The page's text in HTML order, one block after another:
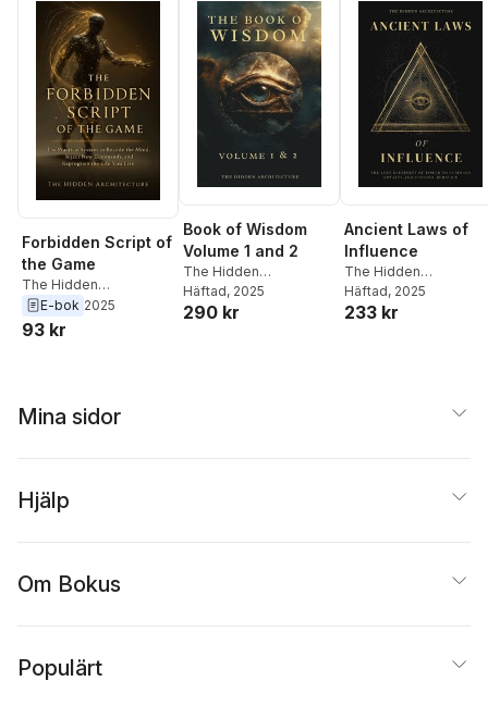
Forbidden Script of
the Game
The Hidden
Architecture
E-bok 2025
93 kr
Book of Wisdom
Volume 1 and 2
The Hidden
Architecture
Häftad, 2025
290 kr
Ancient Laws of
Influence
The Hidden
Architecture
Häftad, 2025
233 kr
Mina sidor
Hjälp
Om Bokus
Populärt